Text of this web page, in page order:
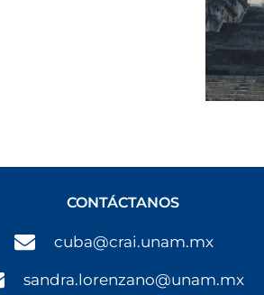
CONTÁCTANOS
cuba@crai.unam.mx
sandra.lorenzano@unam.mx